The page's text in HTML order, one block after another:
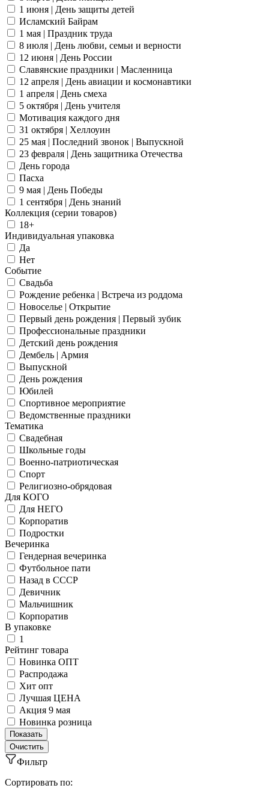
1 июня | День защиты детей
Исламский Байрам
1 мая | Праздник труда
8 июля | День любви, семьи и верности
12 июня | День России
Славянские праздники | Масленница
12 апреля | День авиации и космонавтики
1 апреля | День смеха
5 октября | День учителя
Мотивация каждого дня
31 октября | Хеллоуин
25 мая | Последний звонок | Выпускной
23 февраля | День защитника Отечества
День города
Пасха
9 мая | День Победы
1 сентября | День знаний
Коллекция (серии товаров)
18+
Индивидуальная упаковка
Да
Нет
Событие
Свадьба
Рождение ребенка | Встреча из роддома
Новоселье | Открытие
Первый день рождения | Первый зубик
Профессиональные праздники
Детский день рождения
Дембель | Армия
Выпускной
День рождения
Юбилей
Спортивное мероприятие
Ведомственные праздники
Тематика
Свадебная
Школьные годы
Военно-патриотическая
Спорт
Религиозно-обрядовая
Для КОГО
Для НЕГО
Корпоратив
Подростки
Вечеринка
Гендерная вечеринка
Футбольное пати
Назад в СССР
Девичник
Мальчишник
Корпоратив
В упаковке
1
Рейтинг товара
Новинка ОПТ
Распродажа
Хит опт
Лучшая ЦЕНА
Акция 9 мая
Новинка розница
Фильтр
Сортировать по: